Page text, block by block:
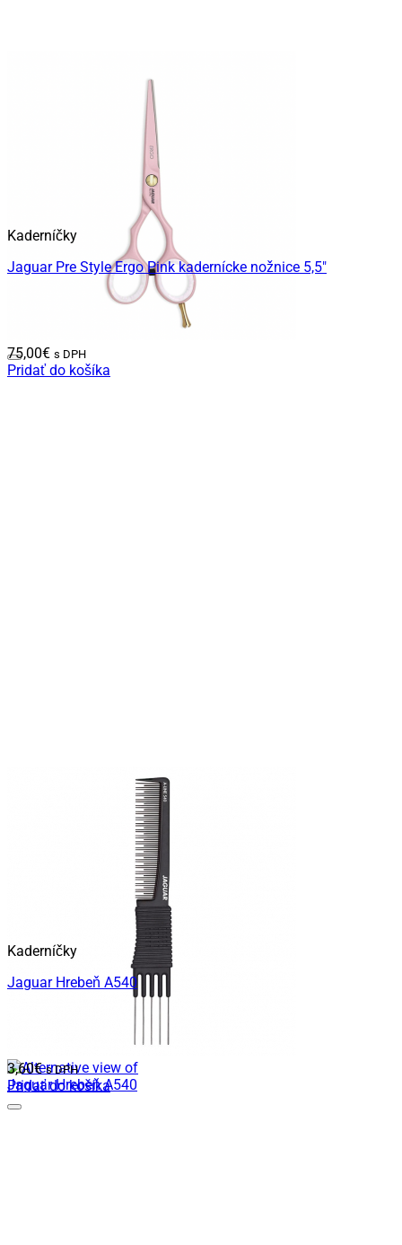
Kaderníčky
Jaguar Pre Style Ergo Pink kadernícke nožnice 5,5″
75,00€ s DPH
Pridať do košíka
Kaderníčky
Jaguar Hrebeň A540
3,60€ s DPH
Pridať do košíka